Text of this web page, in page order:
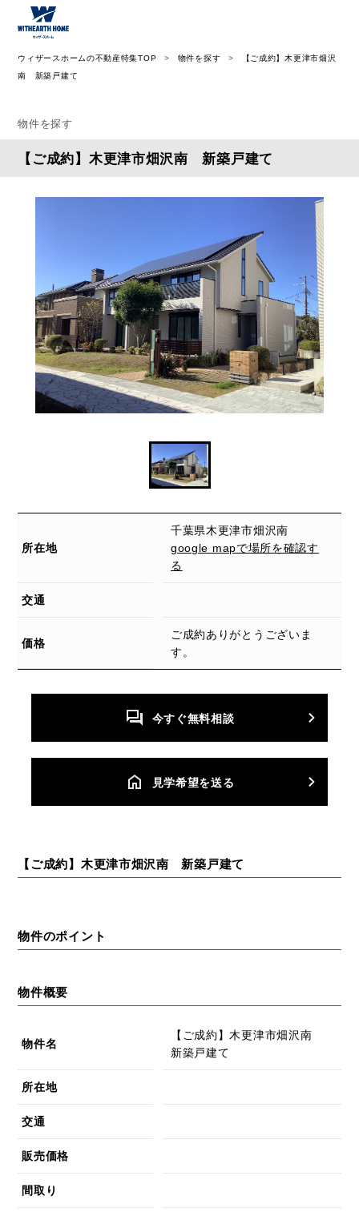
ウィザースホームの不動産特集TOP 物件を探す
【ご成約】木更津市畑沢
南 新築戸建て
物件を探す
【ご成約】木更津市畑沢南 新築戸建て
所在地
千葉県木更津市畑沢南
google mapで場所を確認す
る
交通
価格
ご成約ありがとうございま
す。
今すぐ無料相談
⾒学希望を送る
【ご成約】木更津市畑沢南 新築戸建て
物件のポイント
物件概要
物件名
【ご成約】木更津市畑沢南
新築戸建て
所在地
交通
販売価格
間取り